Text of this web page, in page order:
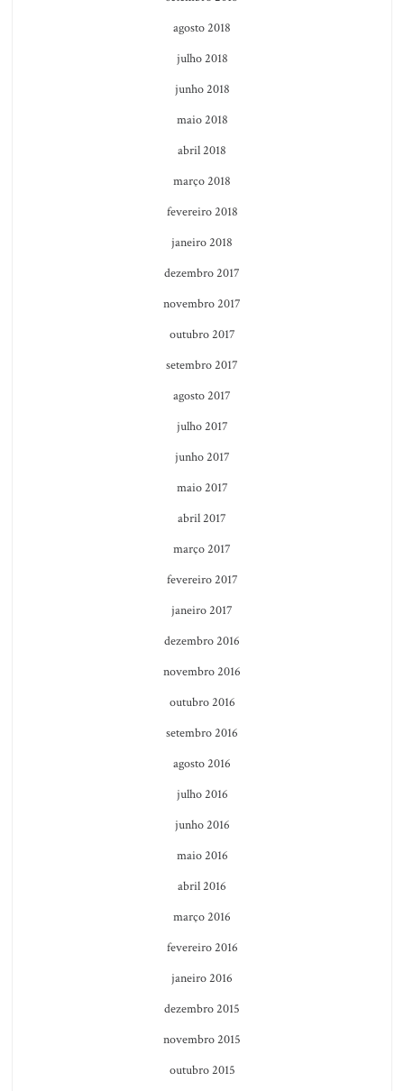
agosto 2018
julho 2018
junho 2018
maio 2018
abril 2018
março 2018
fevereiro 2018
janeiro 2018
dezembro 2017
novembro 2017
outubro 2017
setembro 2017
agosto 2017
julho 2017
junho 2017
maio 2017
abril 2017
março 2017
fevereiro 2017
janeiro 2017
dezembro 2016
novembro 2016
outubro 2016
setembro 2016
agosto 2016
julho 2016
junho 2016
maio 2016
abril 2016
março 2016
fevereiro 2016
janeiro 2016
dezembro 2015
novembro 2015
outubro 2015